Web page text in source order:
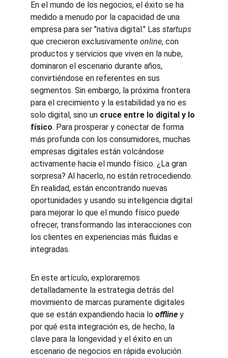
En el mundo de los negocios, el éxito se ha
medido a menudo por la capacidad de una
empresa para ser "nativa digital." Las startups
que crecieron exclusivamente online, con
productos y servicios que viven en la nube,
dominaron el escenario durante años,
convirtiéndose en referentes en sus
segmentos. Sin embargo, la próxima frontera
para el crecimiento y la estabilidad ya no es
solo digital, sino un cruce entre lo digital y lo
físico. Para prosperar y conectar de forma
más profunda con los consumidores, muchas
empresas digitales están volcándose
activamente hacia el mundo físico. ¿La gran
sorpresa? Al hacerlo, no están retrocediendo.
En realidad, están encontrando nuevas
oportunidades y usando su inteligencia digital
para mejorar lo que el mundo físico puede
ofrecer, transformando las interacciones con
los clientes en experiencias más fluidas e
integradas.
En este artículo, exploraremos
detalladamente la estrategia detrás del
movimiento de marcas puramente digitales
que se están expandiendo hacia lo offline y
por qué esta integración es, de hecho, la
clave para la longevidad y el éxito en un
escenario de negocios en rápida evolución.